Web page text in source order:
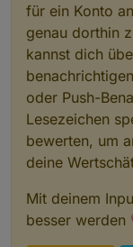
für ein Konto
genau dorthin
kannst dich
oder Push-
Lesezeichen
bewerten, um
deine
Mit deinem
besser werden